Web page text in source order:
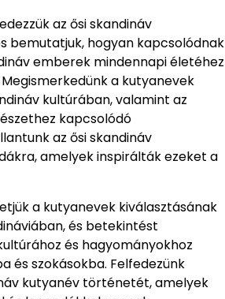
az ősi skandináv
bemutatjuk, hogyan kapcsolódnak
emberek mindennapi életéhez
a kutyanevek
kultúrában, valamint az
kapcsolódó
az ősi skandináv
amelyek inspirálták ezeket a
a kutyanevek kiválasztásának
és betekintést
és hagyományokhoz
és szokásokba. Felfedezünk
kutyanév történetét, amelyek